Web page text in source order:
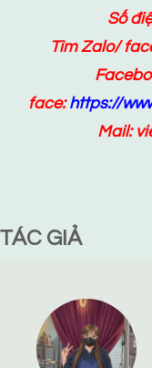
Số
Tìm Zalo/
face:https://
Mail:
TÁC GIẢ